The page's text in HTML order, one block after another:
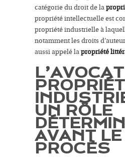
catégorie du droit de la
propriété intellectuelle est
propriété industrielle à
notamment les droits
aussi appelé lapropriété
UN RÔLE
AVANT LE
PROCÈS